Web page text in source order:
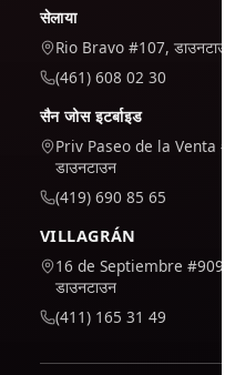
सेलाया
Rio Bravo #107, डाउनटाउन
(461) 608 02 30
सैन जोस इटर्बाइड
Priv Paseo de la Venta #7,
डाउनटाउन
(419) 690 85 65
VILLAGRÁN
16 de Septiembre #909,
डाउनटाउन
(411) 165 31 49